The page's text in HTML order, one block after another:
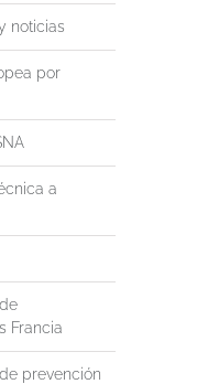
noticias
por
a
Francia
prevención